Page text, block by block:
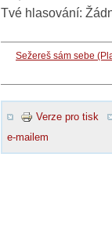
Tvé hlasování:
Sežereš sám sebe
Verze pro tisk
e-mailem